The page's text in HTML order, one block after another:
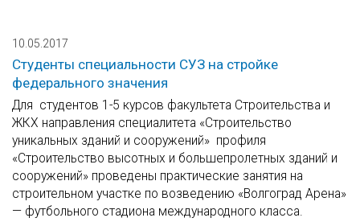
10.05.2017
Студенты специальности СУЗ на стройке
федерального значения
Для студентов 1-5 курсов факультета Строительства и
ЖКХ направления специалитета «Строительство
уникальных зданий и сооружений» профиля
«Строительство высотных и большепролетных зданий и
сооружений» проведены практические занятия на
строительном участке по возведению «Волгоград Арена»
— футбольного стадиона международного класса.